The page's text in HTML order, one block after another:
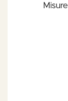
Misure